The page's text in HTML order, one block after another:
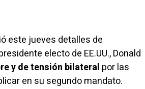
este jueves detalles de
electo de EE.UU., Donald
y de tensión bilateral por las
en su segundo mandato.